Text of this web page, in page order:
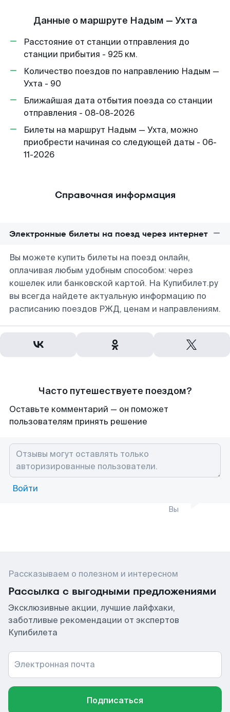
Данные о маршруте Надым — Ухта
Расстояние от станции отправления до
станции прибытия - 925 км.
Количество поездов по направлению Надым —
Ухта - 90
Ближайшая дата отбытия поезда со станции
отправления - 08-08-2026
Билеты на маршрут Надым — Ухта, можно
приобрести начиная со следующей даты - 06-
11-2026
Справочная информация
Электронные билеты на поезд через интернет
Вы можете купить билеты на поезд онлайн,
оплачивая любым удобным способом: через
кошелек или банковской картой. На Купибилет.ру
вы всегда найдете актуальную информацию по
расписанию поездов РЖД, ценам и направлениям.
Часто путешествуете поездом?
Оставьте комментарий — он поможет
пользователям принять решение
Войти
Вы
Рассказываем о полезном и интересном
Рассылка с выгодными предложениями
Эксклюзивные акции, лучшие лайфхаки,
заботливые рекомендации от экспертов
Купибилета
Электронная почта
Подписаться